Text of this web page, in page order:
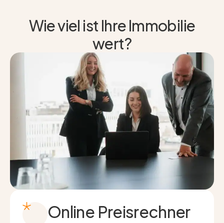
Wie viel ist Ihre Immobilie
wert?
Online Preisrechner